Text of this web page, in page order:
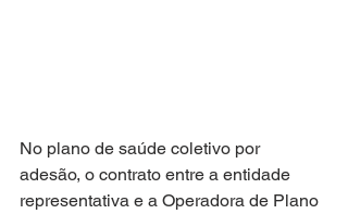
No plano de saúde coletivo por
adesão, o contrato entre a entidade
representativa e a Operadora de Plano